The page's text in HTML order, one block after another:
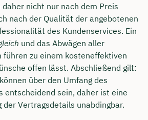
nicht nur nach dem Preis
nach der Qualität der angebotenen
des Kundenservices. Ein
und das Abwägen aller
führen zu einem kosteneffektiven
offen lässt. Abschließend gilt:
über den Umfang des
entscheidend sein, daher ist eine
der Vertragsdetails unabdingbar.